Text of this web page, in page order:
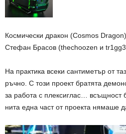
Космически дракон (Cosmos
Стефан Брасов (thechoozen и
На практика всеки сантиметър от
ръчно. С този проект братята
за работа с плексиглас… всъщност
нита една част от проекта нямаше